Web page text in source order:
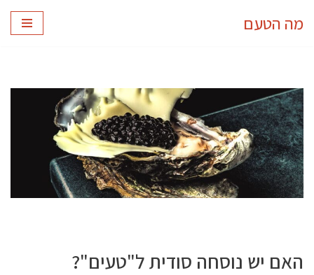
מה הטעם
האם יש נוסחה סודית ל"טעים"?